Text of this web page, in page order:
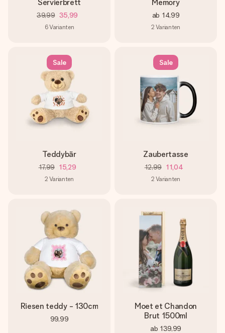
Servierbrett
39,99 35,99
6Varianten
Memory
ab 14,99
2 Varianten
Sale
Teddybär
17,99 15,29
2 Varianten
Sale
Zaubertasse
12,99 11,04
2 Varianten
Riesen teddy - 130cm
99,99
Moet et Chandon
Brut 1500ml
ab 139,99